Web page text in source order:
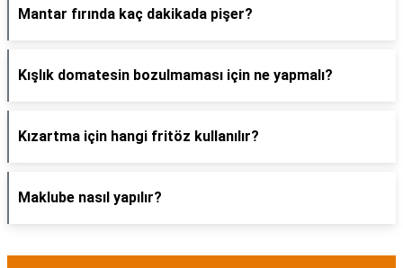
Mantar fırında kaç dakikada pişer?
Kışlık domatesin bozulmaması için ne yapmalı?
Kızartma için hangi fritöz kullanılır?
Maklube nasıl yapılır?